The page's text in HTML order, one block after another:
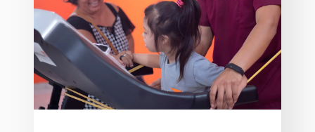
Ayelén